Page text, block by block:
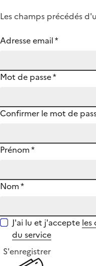
Les champs précédés
Adresse email*
Mot de passe*
Confirmer le mot de
Prénom*
Nom*
J'ai lu et j'accepte les
du service
S'enregistrer